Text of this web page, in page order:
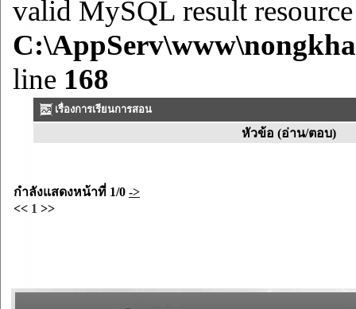
valid MySQL result
line 168
เรื่องการเรียนการสอน
หัวข้อ (อ่าน/ตอบ)
กำลังแสดงหน้าที่ 1/0 ->
<< 1 >>